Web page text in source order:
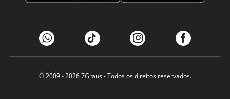
© 2009 - 20267Graus- Todos os direitos reservados.